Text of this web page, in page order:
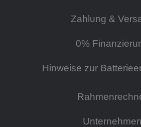
Zahlung &
0%
Hinweise zur
Unternehmen